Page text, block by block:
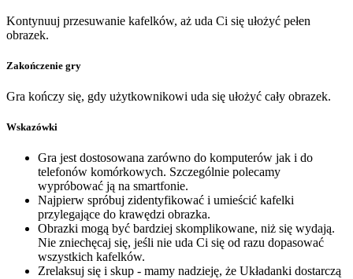
Kontynuuj przesuwanie kafelków, aż uda Ci się ułożyć pełen
obrazek.
Zakończenie gry
Gra kończy się, gdy użytkownikowi uda się ułożyć cały obrazek.
Wskazówki
Gra jest dostosowana zarówno do komputerów jak i do
telefonów komórkowych. Szczególnie polecamy
wypróbować ją na smartfonie.
Najpierw spróbuj zidentyfikować i umieścić kafelki
przylegające do krawędzi obrazka.
Obrazki mogą być bardziej skomplikowane, niż się wydają.
Nie zniechęcaj się, jeśli nie uda Ci się od razu dopasować
wszystkich kafelków.
Zrelaksuj się i skup - mamy nadzieję, że Układanki dostarczą